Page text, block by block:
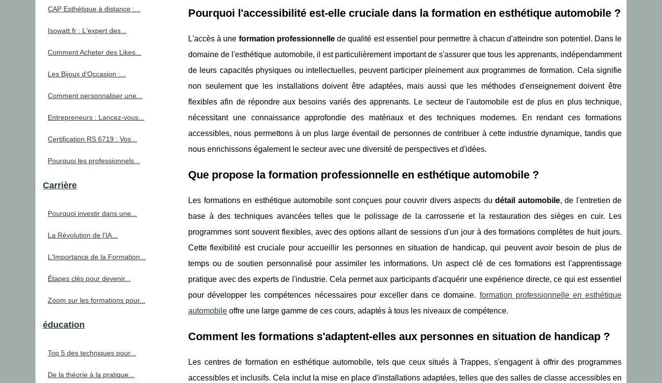
Pourquoi l'accessibilité est-elle cruciale dans la formation en esthétique automobile ?
L'accès à une formation professionnellede qualité est essentiel pour permettre à chacun d'atteindre son potentiel. Dans le
domaine de l'esthétique automobile, il est particulièrement important de s'assurer que tous les apprenants, indépendamment
de leurs capacités physiques ou intellectuelles, peuvent participer pleinement aux programmes de formation. Cela signifie
non seulement que les installations doivent être adaptées, mais aussi que les méthodes d'enseignement doivent être
flexibles afin de répondre aux besoins variés des apprenants. Le secteur de l'automobile est de plus en plus technique,
nécessitant une connaissance approfondie des matériaux et des techniques modernes. En rendant ces formations
accessibles, nous permettons à un plus large éventail de personnes de contribuer à cette industrie dynamique, tandis que
nous enrichissons également le secteur avec une diversité de perspectives et d'idées.
Que propose la formation professionnelle en esthétique automobile ?
Les formations en esthétique automobile sont conçues pour couvrir divers aspects du détail automobile, de l'entretien de
base à des techniques avancées telles que le polissage de la carrosserie et la restauration des sièges en cuir. Les
programmes sont souvent flexibles, avec des options allant de sessions d'un jour à des formations complètes de huit jours.
Cette flexibilité est cruciale pour accueillir les personnes en situation de handicap, qui peuvent avoir besoin de plus de
temps ou de soutien personnalisé pour assimiler les informations. Un aspect clé de ces formations est l'apprentissage
pratique avec des experts de l'industrie. Cela permet aux participants d'acquérir une expérience directe, ce qui est essentiel
pour développer les compétences nécessaires pour exceller dans ce domaine. formation professionnelle en esthétique
automobile offre une large gamme de ces cours, adaptés à tous les niveaux de compétence.
Comment les formations s'adaptent-elles aux personnes en situation de handicap ?
Les centres de formation en esthétique automobile, tels que ceux situés à Trappes, s'engagent à offrir des programmes
accessibles et inclusifs. Cela inclut la mise en place d'installations adaptées, telles que des salles de classe accessibles en
CAP Esthétique à distance :...
Isowatt.fr : L'expert des...
Comment Acheter des Likes...
Les Bijoux d'Occasion :...
Comment personnaliser une...
Entrepreneurs : Lancez-vous...
Certification RS 6719 : Vos...
Pourquoi les professionnels...
Carrière
Pourquoi investir dans une...
La Révolution de l'IA...
L'Importance de la Formation...
Étapes clés pour devenir...
Zoom sur les formations pour...
éducation
Top 5 des techniques pour...
De la théorie à la pratique...